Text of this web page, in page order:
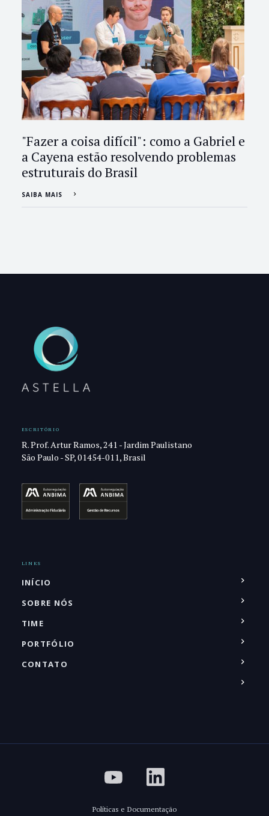
"Fazer a coisa difícil": como a Gabriel e
a Cayena estão resolvendo problemas
estruturais do Brasil
SAIBA MAIS
ESCRITÓRIO
R. Prof. Artur Ramos, 241 - Jardim Paulistano
São Paulo - SP, 01454-011, Brasil
LINKS
INÍCIO
SOBRE NÓS
TIME
PORTFÓLIO
CONTATO
Políticas e Documentação